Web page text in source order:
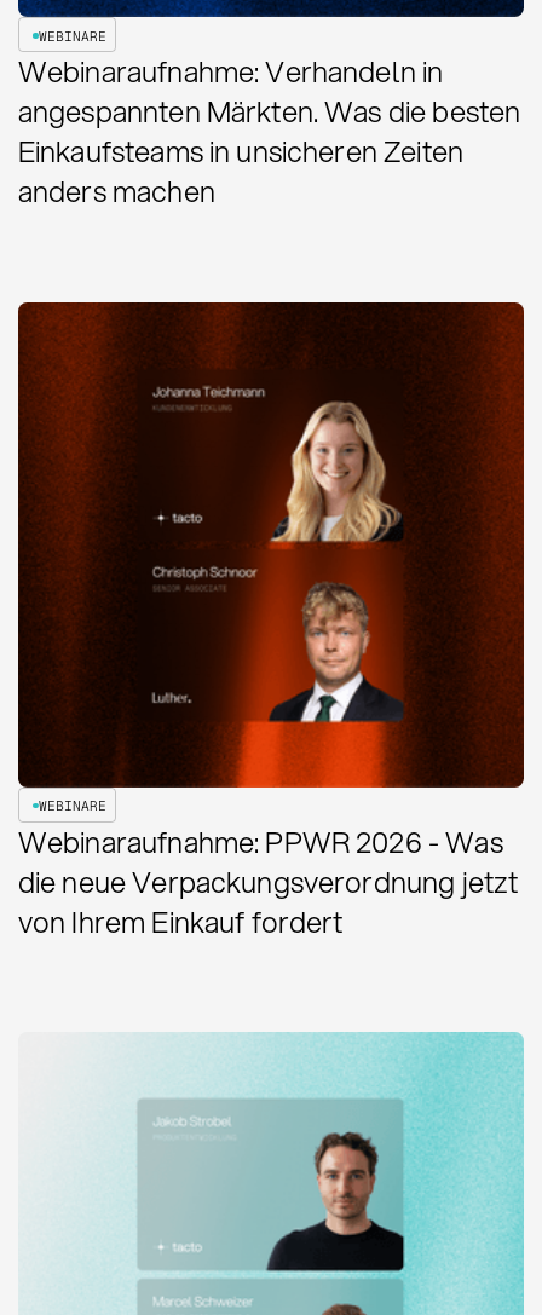
WEBINARE
Webinaraufnahme: Verhandeln in
angespannten Märkten. Was die besten
Einkaufsteams in unsicheren Zeiten
anders machen
WEBINARE
Webinaraufnahme: PPWR 2026 - Was
die neue Verpackungsverordnung jetzt
von Ihrem Einkauf fordert